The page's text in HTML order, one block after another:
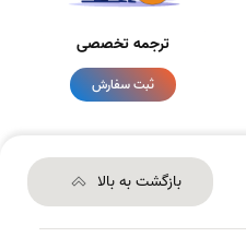
ترجمه تخصصی
ثبت سفارش
بازگشت به بالا